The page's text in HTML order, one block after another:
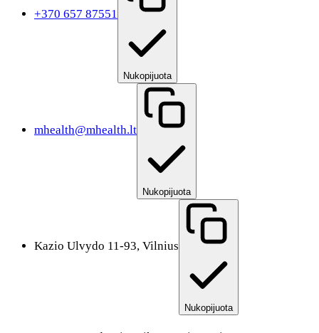
+370 657 87551
Nukopijuota
mhealth@mhealth.lt
Nukopijuota
Kazio Ulvydo 11-93, Vilnius
Nukopijuota